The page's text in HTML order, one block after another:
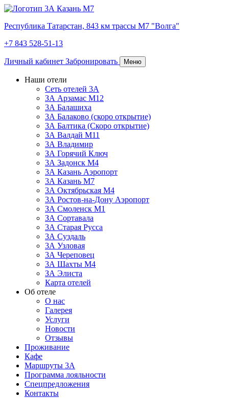
Республика Татарстан, 843 км трассы М7 "Волга"
+7 843 528-51-13
Личный кабинет Забронировать Меню
Наши отели
Сеть отелей 3А
ЗА Арзамас М12
3А Балашиха
3А Балаково (скоро открытие)
3А Балтика (Скоро открытие)
3А Валдай М11
3А Владимир
ЗА Горячий Ключ
3А Задонск М4
3А Казань Аэропорт
3А Казань M7
3А Октябрьская М4
3А Ростов-на-Дону Аэропорт
ЗА Смоленск М1
ЗА Сортавала
3А Старая Русса
3А Суздаль
3А Узловая
3А Череповец
3А Шахты М4
ЗА Элиста
Карта отелей
Об отеле
О нас
Галерея
Услуги
Новости
Отзывы
Проживание
Кафе
Маршруты 3А
Программа лояльности
Спецпредложения
Контакты